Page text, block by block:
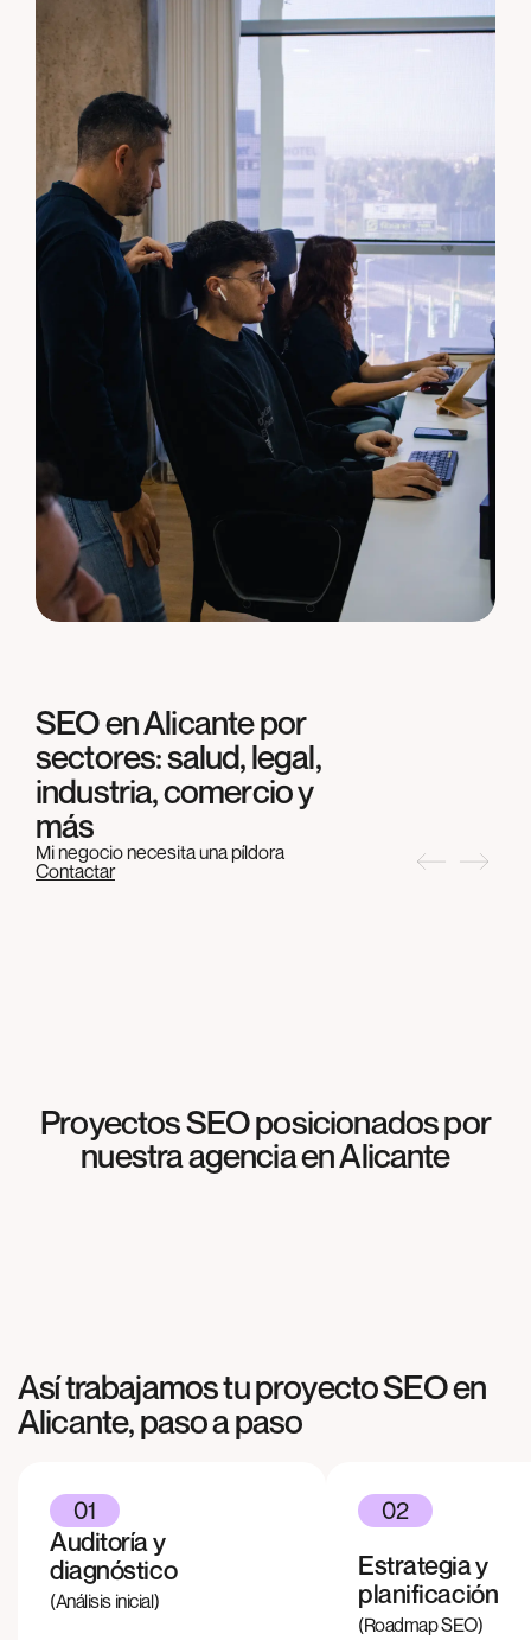
SEO enAlicantepor
sectores: salud, legal,
industria, comercio y
más
Mi negocio necesita una píldora
Contactar
Proyectos SEO posicionados por
nuestra agencia enAlicante
SEO
Meliterránea
SEO
Así trabajamos tu proyecto SEO en
Alicante, paso a paso
01
Auditoría y
diagnóstico
(Análisis inicial)
02
Estrategia y
planificación
(Roadmap SEO)